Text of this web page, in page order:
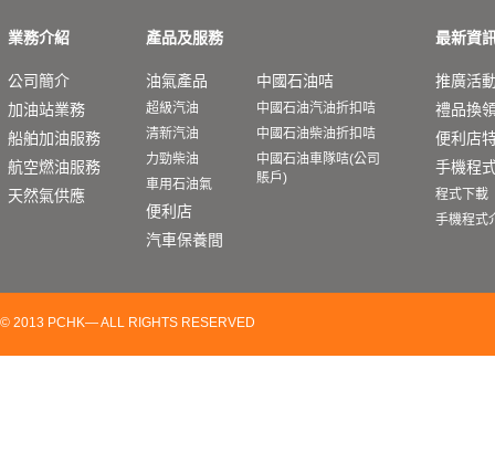
業務介紹
公司簡介
加油站業務
船舶加油服務
航空燃油服務
天然氣供應
產品及服務
油氣產品
超級汽油
清新汽油
力勁柴油
車用石油氣
便利店
汽車保養間
中國石油咭
中國石油汽油折扣咭
中國石油柴油折扣咭
中國石油車隊咭(公司
賬戶)
最新資
推廣活
禮品換
便利店
手機程
程式下載
手機程式
© 2013 PCHK— ALL RIGHTS RESERVED